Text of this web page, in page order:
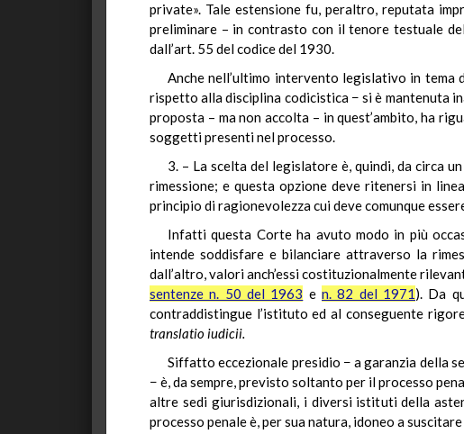
private». Tale estensione fu, peraltro, reputata
preliminare – in contrasto con il tenore testuale
dall’art. 55 del codice del 1930.
Anche nell’ultimo intervento legislativo in tema
rispetto alla disciplina codicistica − si è mantenuta
proposta – ma non accolta – in quest’ambito, ha
soggetti presenti nel processo.
3. – La scelta del legislatore è, quindi, da circa
rimessione; e questa opzione deve ritenersi in
principio di ragionevolezza cui deve comunque
Infatti questa Corte ha avuto modo in più
intende soddisfare e bilanciare attraverso la
dall’altro, valori anch’essi costituzionalmente
sentenze n. 50 del 1963 en. 82 del 1971). Da
contraddistingue l’istituto ed al conseguente
translatioiudicii.
Siffatto eccezionale presidio − a garanzia della
− è, da sempre, previsto soltanto per il processo
altre sedi giurisdizionali, i diversi istituti della
processo penale è, per sua natura, idoneo a